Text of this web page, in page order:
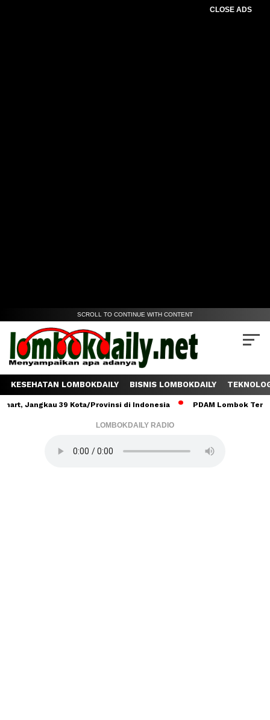
CLOSE ADS
SCROLL TO CONTINUE WITH CONTENT
KESEHATAN LOMBOKDAILY BISNIS LOMBOKDAILY
39 Kota/Provinsi di Indonesia PDAM Lombok Tengah
LOMBOKDAILY RADIO